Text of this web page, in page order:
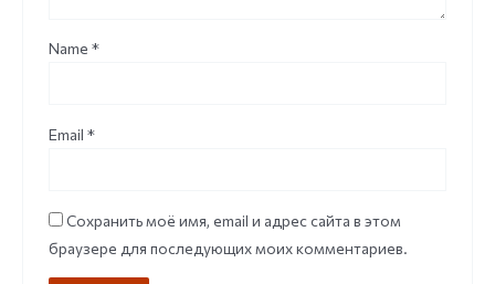
Name *
Email *
Сохранить моё имя, email и адрес сайта в этом
браузере для последующих моих комментариев.